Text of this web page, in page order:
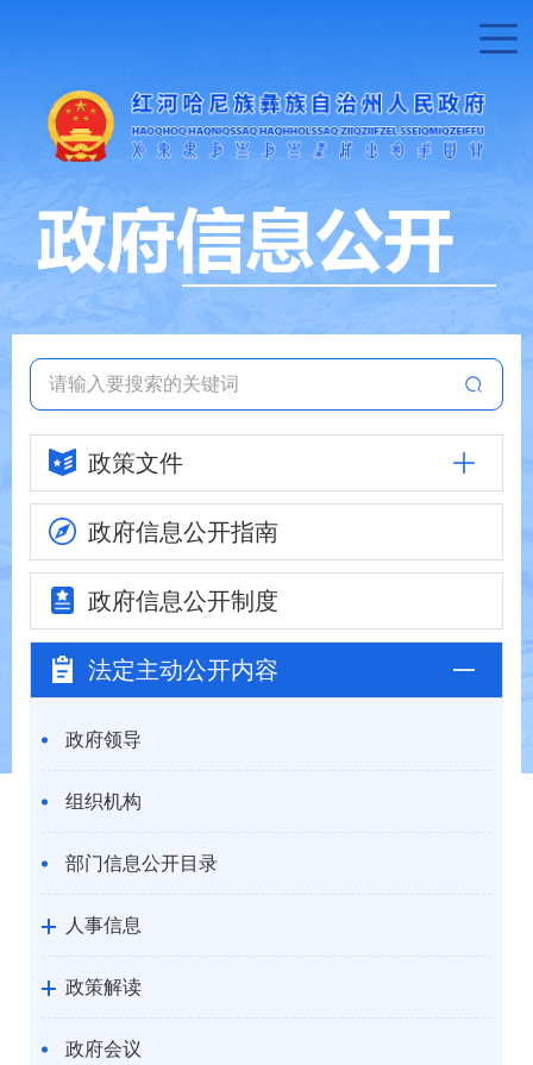
政策文件
政府信息公开指南
政府信息公开制度
法定主动公开内容
政府领导
组织机构
部门信息公开目录
人事信息
政策解读
政府会议